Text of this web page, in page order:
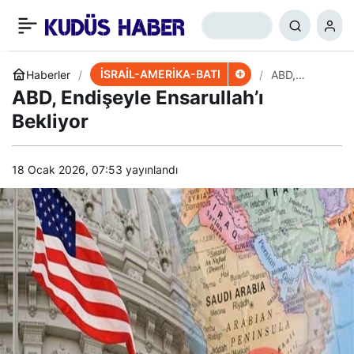
Haberler İSRAİL-AMERİKA-BATI
ABD,
ABD, Endişeyle Ensarullah’ı
Bekliyor
18 Ocak 2026, 07:53 yayınlandı
Netanyahu’ya Kötü
Haber; Siyasi Kriz Kapıda
+ 0 Paylaş